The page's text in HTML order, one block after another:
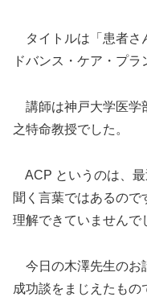
タイトルは「患者さ
ドバンス・ケア・プ
講師は神戸大学医学
之特命教授でした。
ACP というのは、最
聞く言葉ではあるので
理解できていませんで
今日の木澤先生のお
成功談をまじえたも